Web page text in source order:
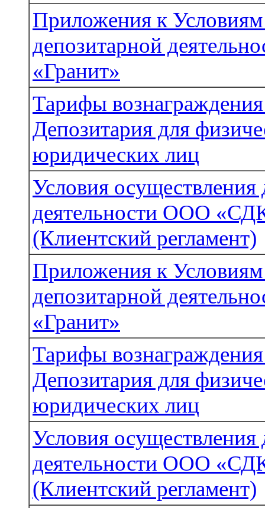
Приложения к
депозитарной
«Гранит»
Тарифы вознаграждения
Депозитария для
юридических лиц
Условия осуществления
деятельности ООО
(Клиентский регламент)
Приложения к
депозитарной
«Гранит»
Тарифы вознаграждения
Депозитария для
юридических лиц
Условия осуществления
деятельности ООО
(Клиентский регламент)